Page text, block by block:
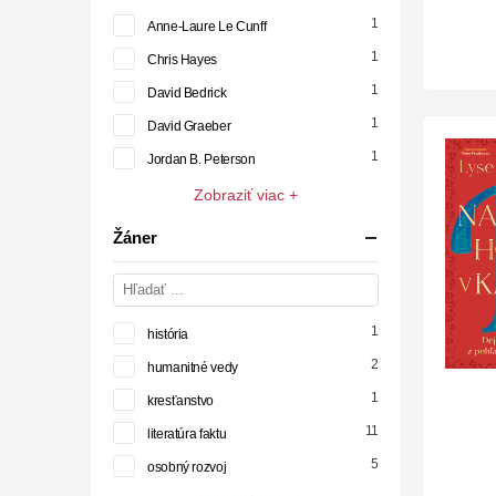
Anne-Laure Le Cunff 1
Chris Hayes 1
David Bedrick 1
David Graeber 1
Jordan B. Peterson 1
Zobraziť viac +
Žáner
história 1
humanitné vedy 2
kresťanstvo 1
literatúra faktu 11
osobný rozvoj 5